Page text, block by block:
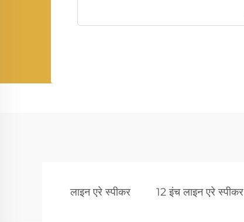
लाइन एरे स्पीकर 12 इंच लाइन एरे स्पीकर